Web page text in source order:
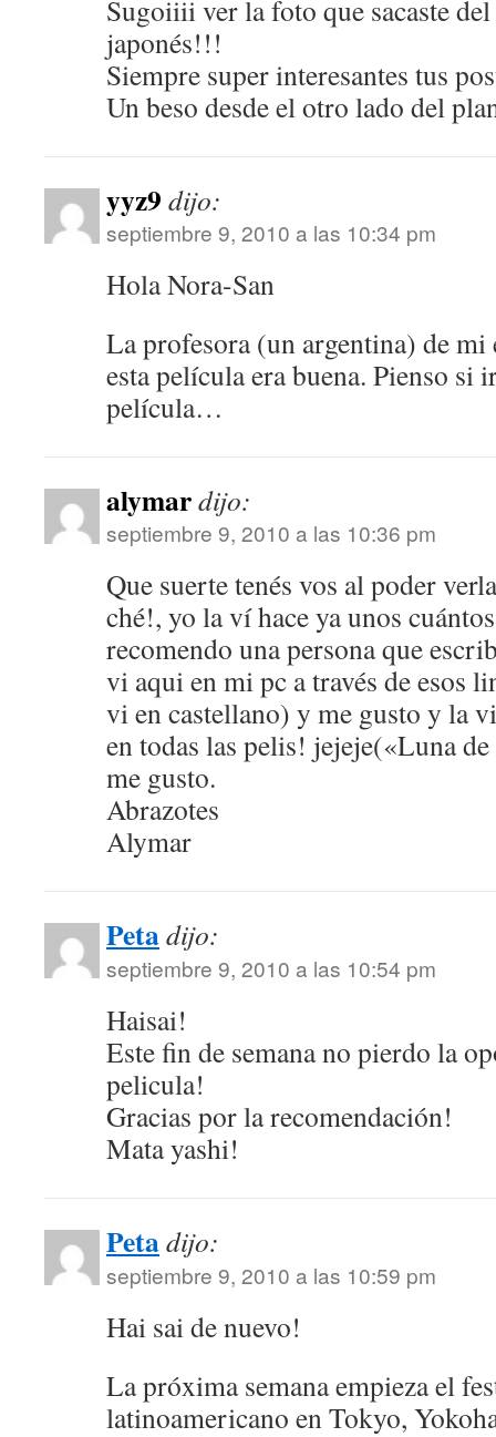
Sugoiiii ver la foto que sacaste
japonés!!!
Siempre super interesantes tus
Un beso desde el otro lado del
yyz9 dijo:
septiembre 9, 2010 a las 10:34 pm
Hola Nora-San
La profesora (un argentina) de mi
esta película era buena. Pienso si
película…
alymardijo:
septiembre 9, 2010 a las 10:36 pm
Que suerte tenés vos al poder
ché!, yo la ví hace ya unos
recomendo una persona que
vi aqui en mi pc a través de esos
vi en castellano) y me gusto y la
en todas las pelis! jejeje(«Luna
me gusto.
Abrazotes
Alymar
Petadijo:
septiembre 9, 2010 a las 10:54 pm
Haisai!
Este fin de semana no pierdo la
pelicula!
Gracias por la recomendación!
Mata yashi!
Petadijo:
septiembre 9, 2010 a las 10:59 pm
Hai sai de nuevo!
La próxima semana empieza el
latinoamericano en Tokyo,